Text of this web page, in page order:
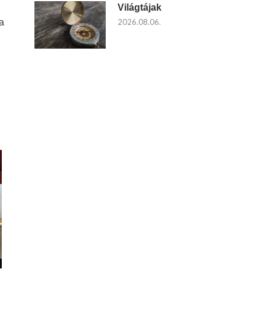
Világtájak
2026.08.06.